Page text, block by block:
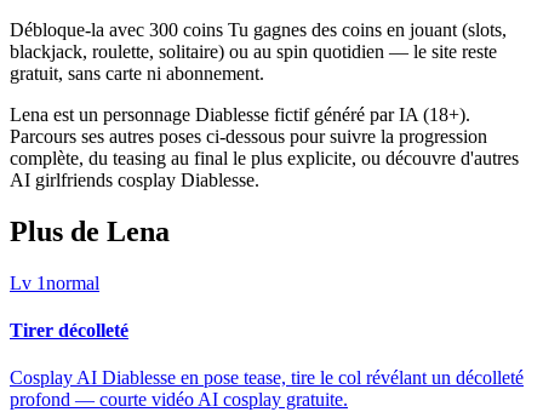
Débloque-la avec 300 coins Tu gagnes des coins en jouant (slots,
blackjack, roulette, solitaire) ou au spin quotidien — le site reste
gratuit, sans carte ni abonnement.
Lena est un personnage Diablesse fictif généré par IA (18+).
Parcours ses autres poses ci-dessous pour suivre la progression
complète, du teasing au final le plus explicite, ou découvre d'autres
AI girlfriends cosplay Diablesse.
Plus de Lena
Lv 1normal
Tirer décolleté
Cosplay AI Diablesse en pose tease, tire le col révélant un décolleté
profond — courte vidéo AI cosplay gratuite.